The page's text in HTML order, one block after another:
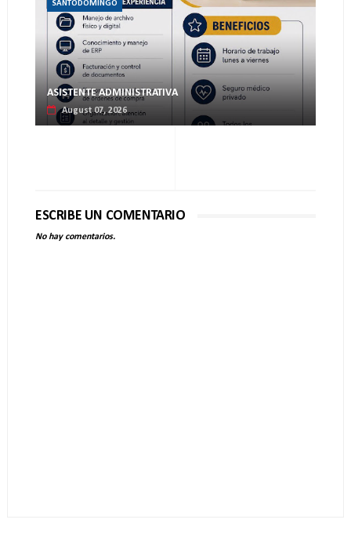
SANTODOMINGO
ASISTENTE ADMINISTRATIVA
August 07, 2026
ESCRIBE UN COMENTARIO
No hay comentarios.